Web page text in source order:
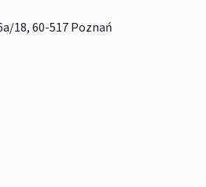
18, 60-517 Poznań